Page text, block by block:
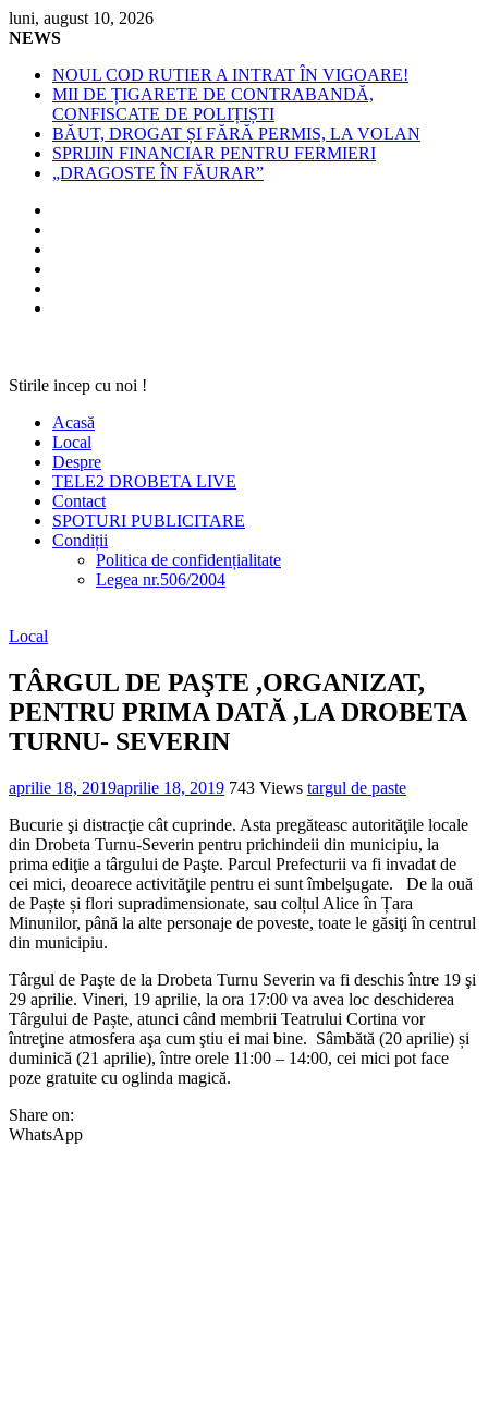
Skip
to
luni, august 10, 2026
NEWS
NOUL COD RUTIER A INTRAT ÎN VIGOARE!
MII DE ȚIGARETE DE CONTRABANDĂ,
CONFISCATE DE POLIȚIȘTI
BĂUT, DROGAT ȘI FĂRĂ PERMIS, LA VOLAN
SPRIJIN FINANCIAR PENTRU FERMIERI
„DRAGOSTE ÎN FĂURAR”
Stirile incep cu noi !
Acasă
Local
Despre
TELE2 DROBETA LIVE
Contact
SPOTURI PUBLICITARE
Condiții
Politica de confidențialitate
Legea nr.506/2004
Local
TÂRGUL DE PAŞTE ,ORGANIZAT,
PENTRU PRIMA DATĂ ,LA DROBETA
TURNU- SEVERIN
aprilie 18, 2019aprilie 18, 2019 743 Views targul de paste
Bucurie şi distracţie cât cuprinde. Asta pregăteasc autorităţile locale
din Drobeta Turnu-Severin pentru prichindeii din municipiu, la
prima ediţie a târgului de Paşte. Parcul Prefecturii va fi invadat de
cei mici, deoarece activităţile pentru ei sunt îmbelşugate. De la ouă
de Paște și flori supradimensionate, sau colțul Alice în Țara
Minunilor, până la alte personaje de poveste, toate le găsiţi în centrul
din municipiu.
Târgul de Paşte de la Drobeta Turnu Severin va fi deschis între 19 şi
29 aprilie. Vineri, 19 aprilie, la ora 17:00 va avea loc deschiderea
Târgului de Paște, atunci când membrii Teatrului Cortina vor
întreţine atmosfera aşa cum ştiu ei mai bine. Sâmbătă (20 aprilie) și
duminică (21 aprilie), între orele 11:00 – 14:00, cei mici pot face
poze gratuite cu oglinda magică.
Share on:
WhatsApp